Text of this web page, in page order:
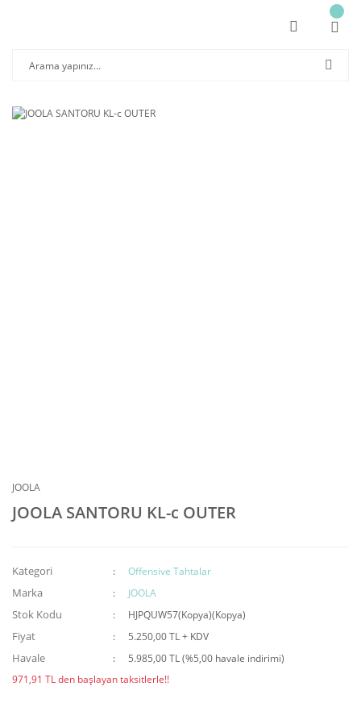
JOOLA
JOOLA SANTORU KL-c OUTER
Kategori Offensive Tahtalar
Marka JOOLA
Stok Kodu HJPQUW57(Kopya)(Kopya)
Fiyat 5.250,00 TL + KDV
Havale
5.985,00 TL (%5,00 havale indirimi)
971,91 TL den başlayan taksitlerle!!